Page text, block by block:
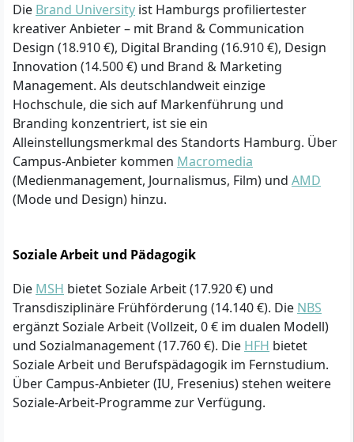
Die Brand University ist Hamburgs profiliertester
kreativer Anbieter – mit Brand & Communication
Design (18.910 €), Digital Branding (16.910 €), Design
Innovation (14.500 €) und Brand & Marketing
Management. Als deutschlandweit einzige
Hochschule, die sich auf Markenführung und
Branding konzentriert, ist sie ein
Alleinstellungsmerkmal des Standorts Hamburg. Über
Campus-Anbieter kommen Macromedia
(Medienmanagement, Journalismus, Film) und AMD
(Mode und Design) hinzu.
Soziale Arbeit und Pädagogik
Die MSH bietet Soziale Arbeit (17.920 €) und
Transdisziplinäre Frühförderung (14.140 €). Die NBS
ergänzt Soziale Arbeit (Vollzeit, 0 € im dualen Modell)
und Sozialmanagement (17.760 €). Die HFH bietet
Soziale Arbeit und Berufspädagogik im Fernstudium.
Über Campus-Anbieter (IU, Fresenius) stehen weitere
Soziale-Arbeit-Programme zur Verfügung.